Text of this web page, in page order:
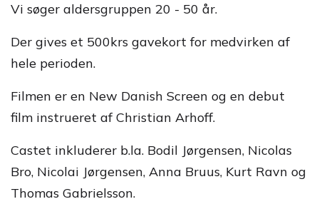
Vi søger aldersgruppen 20 - 50 år.
Der gives et 500krs gavekort for medvirken af
hele perioden.
Filmen er en New Danish Screen og en debut
film instrueret af Christian Arhoff.
Castet inkluderer b.la. Bodil Jørgensen, Nicolas
Bro, Nicolai Jørgensen, Anna Bruus, Kurt Ravn og
Thomas Gabrielsson.